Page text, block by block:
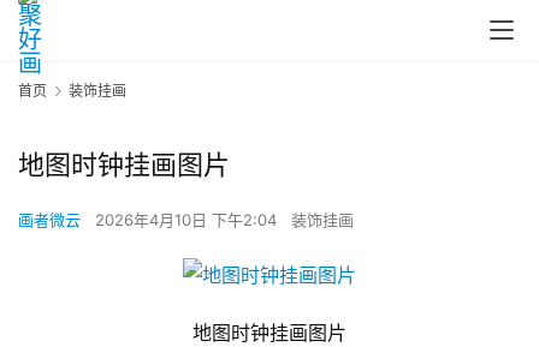
首页 装饰挂画
地图时钟挂画图片
画者微云 2026年4月10日 下午2:04 装饰挂画
地图时钟挂画图片